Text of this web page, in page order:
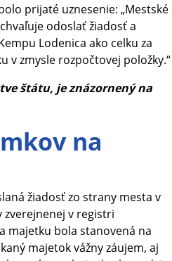
prijaté uznesenie: „Mestské
odoslať žiadosť a
Lodenica ako celku za
v zmysle rozpočtovej položky.“
štátu, je znázornený na
na
žiadosť zo strany mesta v
zverejnenej v registri
majetku bola stanovená na
majetok vážny záujem, aj